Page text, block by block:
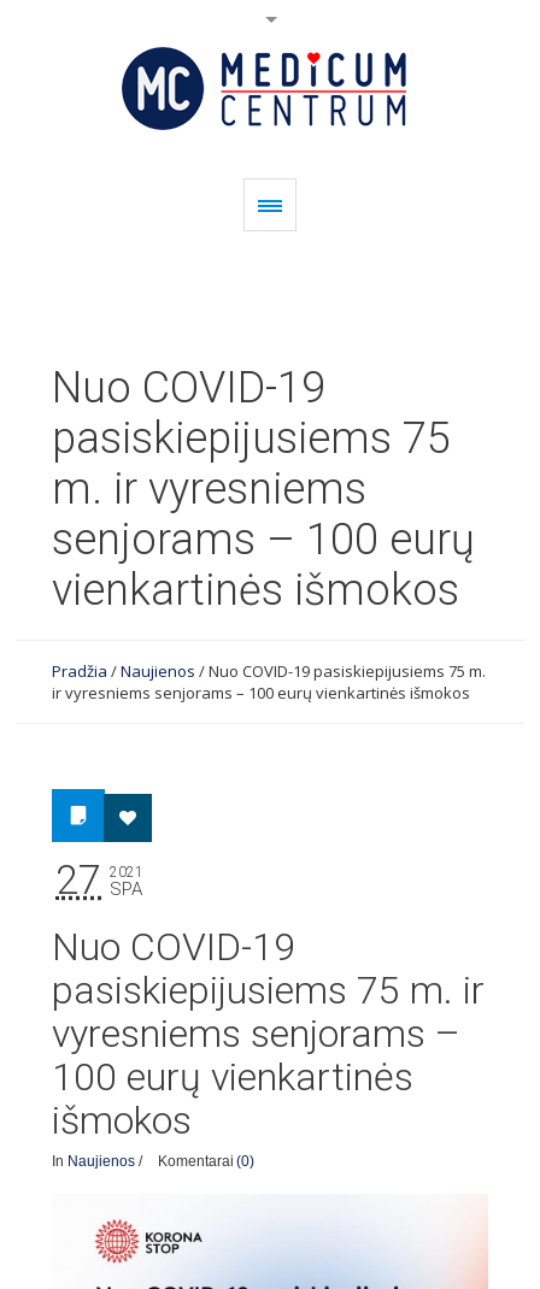
Nuo COVID-19
pasiskiepijusiems 75
m. ir vyresniems
senjorams – 100 eurų
vienkartinės išmokos
Pradžia /Naujienos /Nuo COVID-19 pasiskiepijusiems 75 m.
ir vyresniems senjorams – 100 eurų vienkartinės išmokos
27 2021
SPA
Nuo COVID-19
pasiskiepijusiems 75 m. ir
vyresniems senjorams –
100 eurų vienkartinės
išmokos
In Naujienos / Komentarai (0)